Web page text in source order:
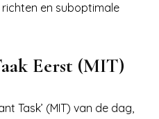
en suboptimale
Eerst (MIT)
Task’ (MIT) van de dag,